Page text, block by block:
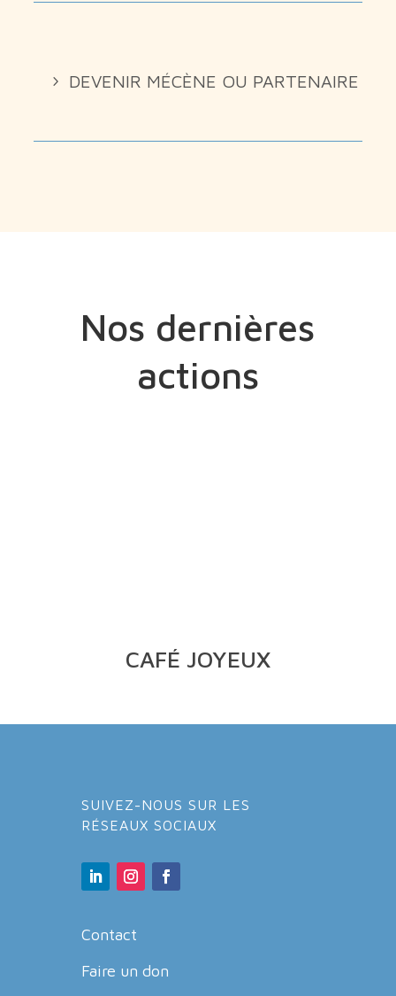
DEVENIR MÉCÈNE OU PARTENAIRE
Nos dernières
actions
CAFÉ JOYEUX
SUIVEZ-NOUS SUR LES
RÉSEAUX SOCIAUX
Contact
Faire un don